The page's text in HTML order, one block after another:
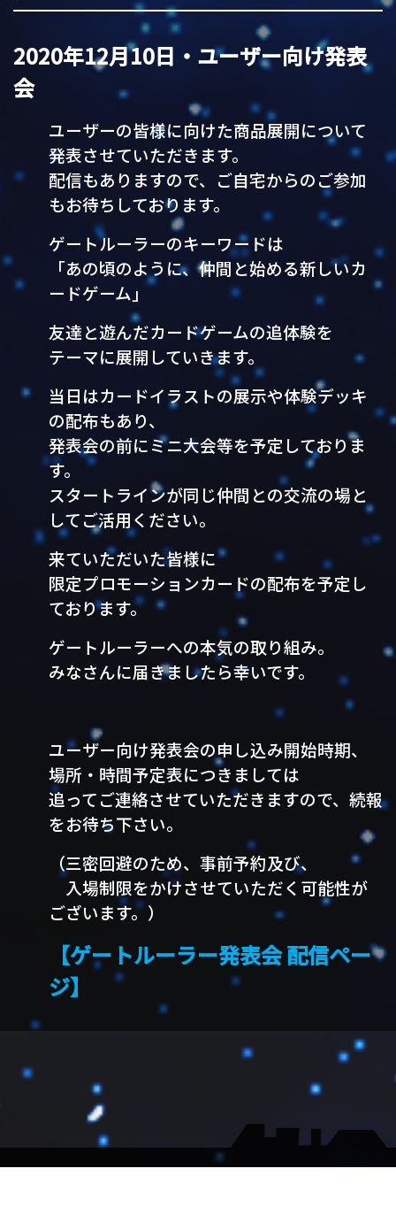
2020年12月10日・ユーザー向け発表
会
ユーザーの皆様に向けた商品展開について
発表させていただきます。
配信もありますので、ご自宅からのご参加
もお待ちしております。
ゲートルーラーのキーワードは
「あの頃のように、仲間と始める新しいカ
ードゲーム」
友達と遊んだカードゲームの追体験を
テーマに展開していきます。
当日はカードイラストの展示や体験デッキ
の配布もあり、
発表会の前にミニ大会等を予定しておりま
す。
スタートラインが同じ仲間との交流の場と
してご活用ください。
来ていただいた皆様に
限定プロモーションカードの配布を予定し
ております。
ゲートルーラーへの本気の取り組み。
みなさんに届きましたら幸いです。
ユーザー向け発表会の申し込み開始時期、
場所・時間予定表につきましては
追ってご連絡させていただきますので、続報
をお待ち下さい。
（三密回避のため、事前予約及び、
入場制限をかけさせていただく可能性が
ございます。）
【ゲートルーラー発表会 配信ペー
ジ】